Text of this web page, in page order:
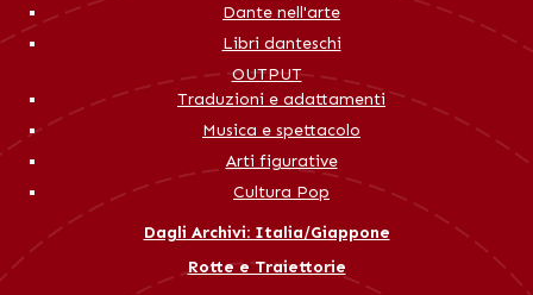
Dante nell'arte
Libri danteschi
OUTPUT
Traduzioni e adattamenti
Musica e spettacolo
Arti figurative
Cultura Pop
Dagli Archivi: Italia/Giappone
Rotte e Traiettorie